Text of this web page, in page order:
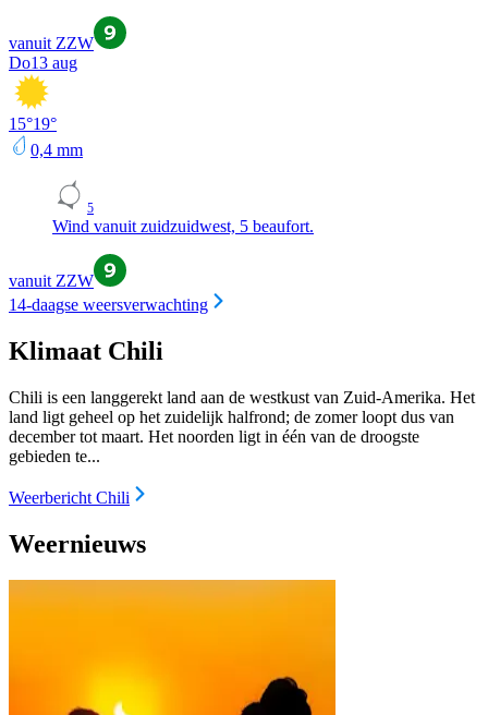
vanuit ZZW
Do13 aug
15°19°
0,4 mm
5
Wind vanuit zuidzuidwest, 5 beaufort.
vanuit ZZW
14-daagse weersverwachting
Klimaat Chili
Chili is een langgerekt land aan de westkust van Zuid-Amerika. Het
land ligt geheel op het zuidelijk halfrond; de zomer loopt dus van
december tot maart. Het noorden ligt in één van de droogste
gebieden te...
Weerbericht Chili
Weernieuws